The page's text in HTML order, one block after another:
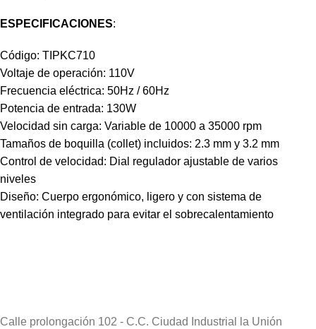
ESPECIFICACIONES:
Código: TIPKC710
Voltaje de operación: 110V
Frecuencia eléctrica: 50Hz / 60Hz
Potencia de entrada: 130W
Velocidad sin carga: Variable de 10000 a 35000 rpm
Tamaños de boquilla (collet) incluidos: 2.3 mm y 3.2 mm
Control de velocidad: Dial regulador ajustable de varios
niveles
Diseño: Cuerpo ergonómico, ligero y con sistema de
ventilación integrado para evitar el sobrecalentamiento
Calle prolongación 102 - C.C. Ciudad Industrial la Unión